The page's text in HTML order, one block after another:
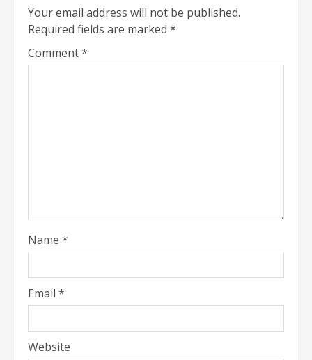
Your email address will not be published.
Required fields are marked *
Comment*
Name *
Email *
Website